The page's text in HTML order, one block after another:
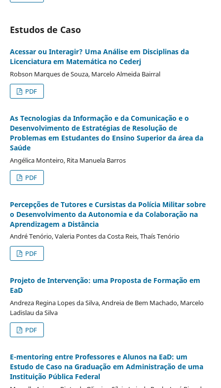
Estudos de Caso
Acessar ou Interagir? Uma Análise em Disciplinas da
Licenciatura em Matemática no Cederj
Robson Marques de Souza, Marcelo Almeida Bairral
PDF
As Tecnologias da Informação e da Comunicação e o
Desenvolvimento de Estratégias de Resolução de
Problemas em Estudantes do Ensino Superior da área da
Saúde
Angélica Monteiro, Rita Manuela Barros
PDF
Percepções de Tutores e Cursistas da Polícia Militar sobre
o Desenvolvimento da Autonomia e da Colaboração na
Aprendizagem a Distância
André Tenório, Valeria Pontes da Costa Reis, Thaí­s Tenório
PDF
Projeto de Intervenção: uma Proposta de Formação em
EaD
Andreza Regina Lopes da Silva, Andreia de Bem Machado, Marcelo
Ladislau da Silva
PDF
E-mentoring entre Professores e Alunos na EaD: um
Estudo de Caso na Graduação em Administração de uma
Instituição Pública Federal